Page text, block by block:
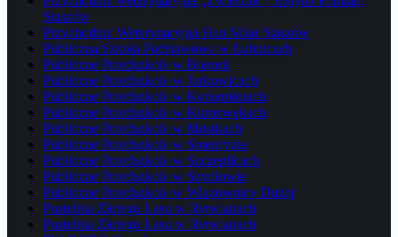
Staszów
Przychodnia Weterynaryjna Hau Miau Staszów
Publiczna Szkoła Podstawowa w Łubnicach
Publiczne Przedszkole w Bogorii
Publiczne Przedszkole w Jurkowicach
Publiczne Przedszkole w Koniemłotach
Publiczne Przedszkole w Kurozwękach
Publiczne Przedszkole w Mostkach
Publiczne Przedszkole w Smerdynie
Publiczne Przedszkole w Szczeglicach
Publiczne Przedszkole w Szydłowie
Publiczne Przedszkole w Wiązownicy Dużej
Pustelnia Złotego Lasu w Rytwianach
Pustelnia Złotego Lasu w Rytwianach